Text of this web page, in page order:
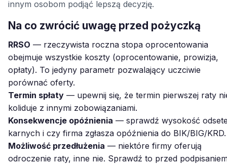
innym osobom podjąć lepszą decyzję.
Na co zwrócić uwagę przed pożyczką
RRSO — rzeczywista roczna stopa oprocentowania
obejmuje wszystkie koszty (oprocentowanie, prowizja,
opłaty). To jedyny parametr pozwalający uczciwie
porównać oferty.
Termin spłaty — upewnij się, że termin pierwszej raty
koliduje z innymi zobowiązaniami.
Konsekwencje opóźnienia — sprawdź wysokość
karnych i czy firma zgłasza opóźnienia do BIK/BIG/KRD.
Możliwość przedłużenia — niektóre firmy oferują
odroczenie raty, inne nie. Sprawdź to przed